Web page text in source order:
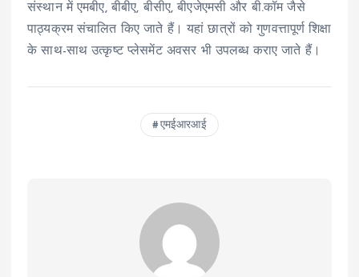
संस्थान में एमबीए, बीबीए, बीसीए, बीएजेएमसी और बी.कॉम जैसे
पाठ्यक्रम संचालित किए जाते हैं। यहां छात्रों को गुणवत्तापूर्ण शिक्षा
के साथ-साथ उत्कृष्ट प्लेसमेंट अवसर भी उपलब्ध कराए जाते हैं।
एमईआरआई